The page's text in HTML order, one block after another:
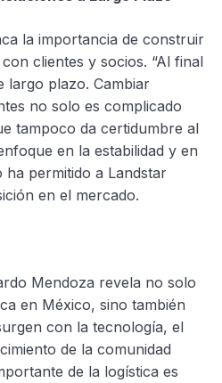
la importancia de construir
clientes y socios. “Al final
largo plazo. Cambiar
no solo es complicado
tampoco da certidumbre al
en la estabilidad y en
permitido a Landstar
en el mercado.
Mendoza revela no solo
en México, sino también
con la tecnología, el
de la comunidad
de la logística es